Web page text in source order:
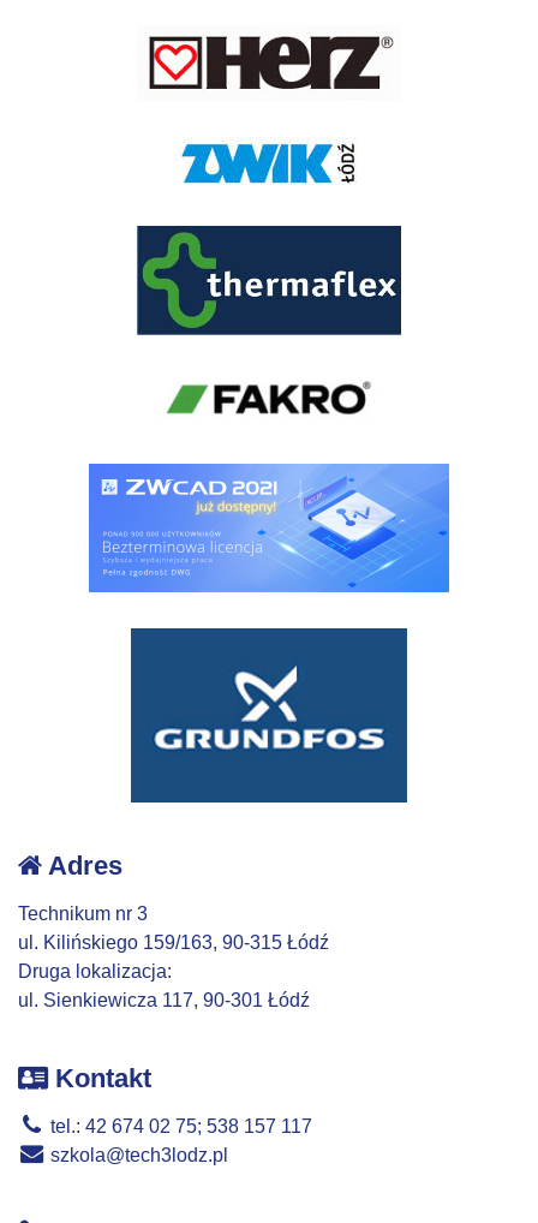
Adres
Technikum nr 3
ul. Kilińskiego 159/163, 90-315 Łódź
Druga lokalizacja:
ul. Sienkiewicza 117, 90-301 Łódź
Kontakt
tel.: 42 674 02 75; 538 157 117
szkola@tech3lodz.pl